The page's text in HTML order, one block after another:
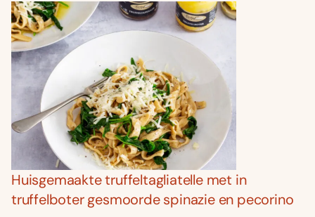
Huisgemaakte truffeltagliatelle met in
truffelboter gesmoorde spinazie en pecorino